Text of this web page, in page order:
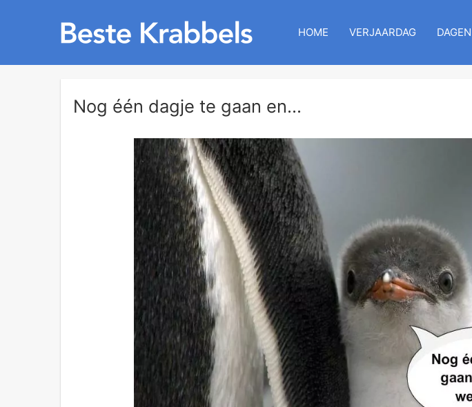
HOME VERJAARDAG
Nog één dagje te gaan en...